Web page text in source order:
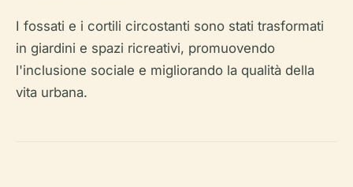
I fossati e i cortili circostanti sono stati trasformati
in giardini e spazi ricreativi, promuovendo
l'inclusione sociale e migliorando la qualità della
vita urbana.